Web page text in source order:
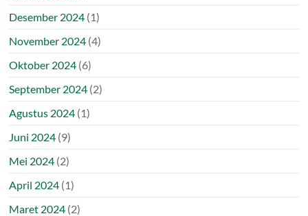
Desember 2024 (1)
November 2024 (4)
Oktober 2024 (6)
September 2024 (2)
Agustus 2024 (1)
Juni 2024 (9)
Mei 2024 (2)
April 2024 (1)
Maret 2024 (2)